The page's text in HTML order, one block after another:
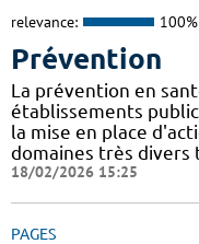
relevance: 100%
Prévention
La prévention en
établissements
la mise en place
domaines très divers
18/02/2026 15:25
PAGES